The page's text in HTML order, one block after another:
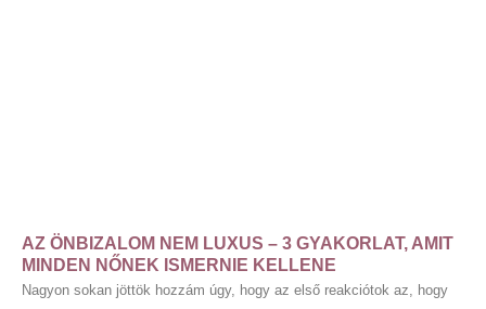
AZ ÖNBIZALOM NEM LUXUS – 3 GYAKORLAT, AMIT
MINDEN NŐNEK ISMERNIE KELLENE
Nagyon sokan jöttök hozzám úgy, hogy az első reakciótok az, hogy